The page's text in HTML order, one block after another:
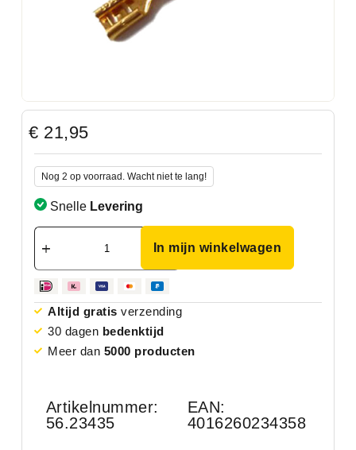
€ 21,95
Nog 2 op voorraad. Wacht niet te lang!
Snelle Levering
In mijn winkelwagen
Altijd gratis verzending
30 dagen bedenktijd
Meer dan 5000 producten
Artikelnummer:
56.23435
EAN:
4016260234358